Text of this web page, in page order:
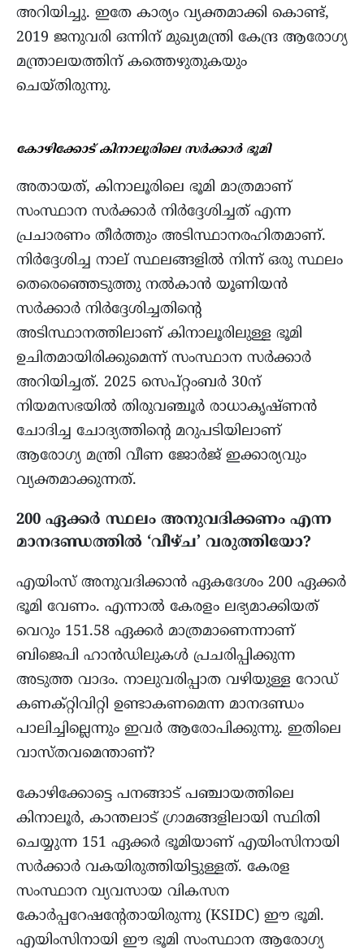
അറിയിച്ചു. ഇതേ കാര്യം വ്യക്തമാക്കി കൊണ്ട്,
2019 ജനുവരി ഒന്നിന് മുഖ്യമന്ത്രി കേന്ദ്ര ആരോഗ്യ
മന്ത്രാലയത്തിന് കത്തെഴുതുകയും
ചെയ്തിരുന്നു.
കോഴിക്കോട് കിനാലൂരിലെ സർക്കാർ ഭൂമി
അതായത്, കിനാലൂരിലെ ഭൂമി മാത്രമാണ്
സംസ്ഥാന സർക്കാർ നിർദ്ദേശിച്ചത് എന്ന
പ്രചാരണം തീർത്തും അടിസ്ഥാനരഹിതമാണ്.
നിർദ്ദേശിച്ച നാല് സ്ഥലങ്ങളിൽ നിന്ന് ഒരു സ്ഥലം
തെരെഞ്ഞെടുത്തു നല്‍കാന്‍ യൂണിയൻ
സർക്കാർ നിര്‍ദ്ദേശിച്ചതിന്റെ
അടിസ്ഥാനത്തിലാണ് കിനാലൂരിലുള്ള ഭൂമി
ഉചിതമായിരിക്കുമെന്ന് സംസ്ഥാന സർക്കാർ
അറിയിച്ചത്. 2025 സെപ്റ്റംബർ 30ന്
നിയമസഭയിൽ തിരുവഞ്ചൂർ രാധാകൃഷ്ണൻ
ചോദിച്ച ചോദ്യത്തിന്റെ മറുപടിയിലാണ്
ആരോഗ്യ മന്ത്രി വീണ ജോർജ് ഇക്കാര്യവും
വ്യക്തമാക്കുന്നത്.
200 ഏക്കർ സ്ഥലം അനുവദിക്കണം എന്ന
മാനദണ്ഡത്തിൽ ‘വീഴ്ച’ വരുത്തിയോ?
എയിംസ് അനുവദിക്കാന്‍ ഏകദേശം 200 ഏക്കർ
ഭൂമി വേണം. എന്നാൽ കേരളം ലഭ്യമാക്കിയത്
വെറും 151.58 ഏക്കർ മാത്രമാണെന്നാണ്
ബിജെപി ഹാൻഡിലുകൾ പ്രചരിപ്പിക്കുന്ന
അടുത്ത വാദം. നാലുവരിപ്പാത വഴിയുള്ള റോഡ്
കണക്റ്റിവിറ്റി ഉണ്ടാകണമെന്ന മാനദണ്ഡം
പാലിച്ചില്ലെന്നും ഇവർ ആരോപിക്കുന്നു. ഇതിലെ
വാസ്തവമെന്താണ്?
കോഴിക്കോട്ടെ പനങ്ങാട് പഞ്ചായത്തിലെ
കിനാലൂർ, കാന്തലാട് ഗ്രാമങ്ങളിലായി സ്ഥിതി
ചെയ്യുന്ന 151 ഏക്കർ ഭൂമിയാണ് എയിംസിനായി
സർക്കാർ വകയിരുത്തിയിട്ടുള്ളത്. കേരള
സംസ്ഥാന വ്യവസായ വികസന
കോർപ്പറേഷന്റേതായിരുന്നു (KSIDC) ഈ ഭൂമി.
എയിംസിനായി ഈ ഭൂമി സംസ്ഥാന ആരോഗ്യ